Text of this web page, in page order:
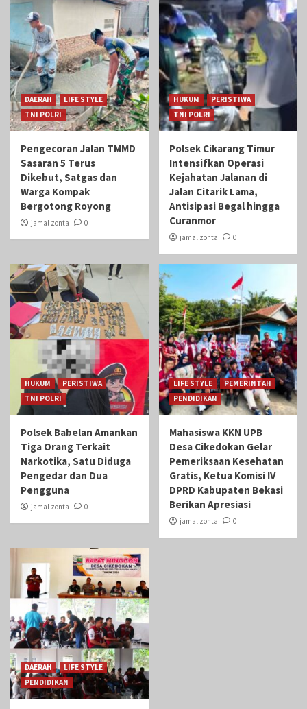
DAERAH
LIFE STYLE
TNI POLRI
Pengecoran Jalan TMMD
Sasaran 5 Terus
Dikebut, Satgas dan
Warga Kompak
Bergotong Royong
jamal zonta 0
HUKUM
PERISTIWA
TNI POLRI
Polsek Cikarang Timur
Intensifkan Operasi
Kejahatan Jalanan di
Jalan Citarik Lama,
Antisipasi Begal hingga
Curanmor
jamal zonta 0
HUKUM
PERISTIWA
TNI POLRI
Polsek Babelan Amankan
Tiga Orang Terkait
Narkotika, Satu Diduga
Pengedar dan Dua
Pengguna
jamal zonta 0
LIFE STYLE
PEMERINTAH
PENDIDIKAN
Mahasiswa KKN UPB
Desa Cikedokan Gelar
Pemeriksaan Kesehatan
Gratis, Ketua Komisi IV
DPRD Kabupaten Bekasi
Berikan Apresiasi
jamal zonta 0
DAERAH
LIFE STYLE
PENDIDIKAN